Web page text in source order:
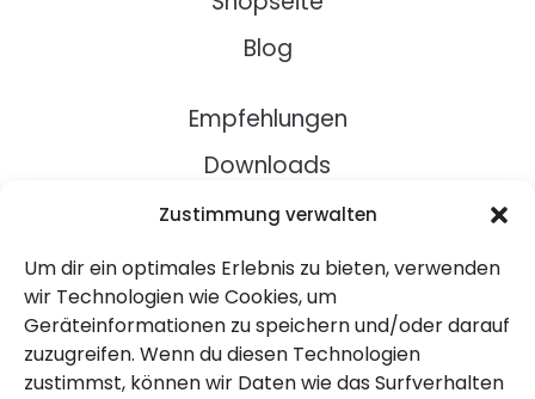
Zustimmung verwalten
Um dir ein optimales Erlebnis zu bieten, verwenden
wir Technologien wie Cookies, um
Geräteinformationen zu speichern und/oder darauf
zuzugreifen. Wenn du diesen Technologien
zustimmst, können wir Daten wie das Surfverhalten
Blog
Empfehlungen
Downloads
Rezepte
Über Uns
Kontakt
Impressum